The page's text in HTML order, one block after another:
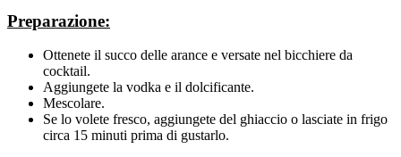
Preparazione:
Ottenete il succo delle arance e versate nel bicchiere da
cocktail.
Aggiungete la vodka e il dolcificante.
Mescolare.
Se lo volete fresco, aggiungete del ghiaccio o lasciate in frigo
circa 15 minuti prima di gustarlo.